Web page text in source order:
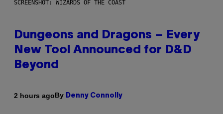
SCREENSHOT: WIZARDS OF THE COAST
Dungeons and Dragons – Every
New Tool Announced for D&D
Beyond
2 hours agoBy Denny Connolly